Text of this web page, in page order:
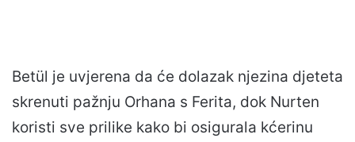
Betül je uvjerena da će dolazak njezina djeteta
skrenuti pažnju Orhana s Ferita, dok Nurten
koristi sve prilike kako bi osigurala kćerinu